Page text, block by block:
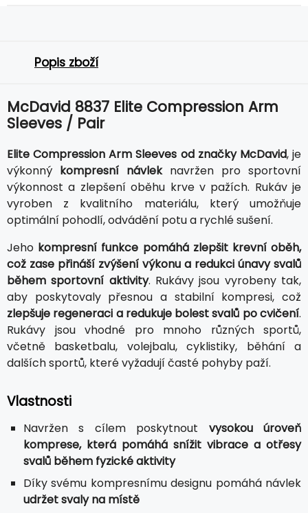
Popis zboží
McDavid 8837 Elite Compression Arm
Sleeves / Pair
Elite Compression Arm Sleeves od značky McDavid, je
výkonný kompresní návleknavržen pro sportovní
výkonnost a zlepšení oběhu krve v pažích. Rukáv je
vyroben z kvalitního materiálu, který umožňuje
optimální pohodlí, odvádění potu a rychlé sušení.
Jeho kompresní funkce pomáhá zlepšit krevní oběh,
což zase přináší zvýšení výkonu a redukci únavy svalů
během sportovní aktivity. Rukávy jsou vyrobeny tak,
aby poskytovaly přesnou a stabilní kompresi, což
zlepšuje regeneraci a redukuje bolest svalů po cvičení.
Rukávy jsou vhodné pro mnoho různých sportů,
včetně basketbalu, volejbalu, cyklistiky, běhání a
dalších sportů, které vyžadují časté pohyby paží.
Vlastnosti
Navržen s cílem poskytnout vysokou úroveň
komprese, která pomáhá snížit vibrace a otřesy
svalů během fyzické aktivity
Díky svému kompresnímu designu pomáhá návlek
udržet svaly na místě